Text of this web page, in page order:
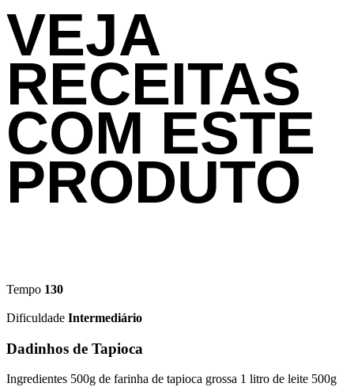
VEJA
RECEITAS
COM ESTE
PRODUTO
Tempo 130
Dificuldade Intermediário
Dadinhos de Tapioca
Ingredientes 500g de farinha de tapioca grossa 1 litro de leite 500g